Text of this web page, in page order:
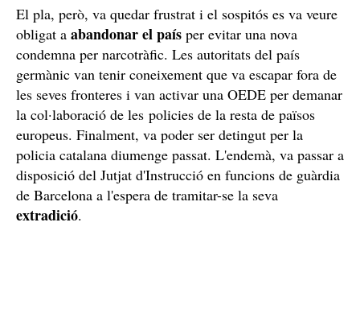
El pla, però, va quedar frustrat i el sospitós es va veure
obligat a abandonar el país per evitar una nova
condemna per narcotràfic. Les autoritats del país
germànic van tenir coneixement que va escapar fora de
les seves fronteres i van activar una OEDE per demanar
la col·laboració de les policies de la resta de països
europeus. Finalment, va poder ser detingut per la
policia catalana diumenge passat. L'endemà, va passar a
disposició del Jutjat d'Instrucció en funcions de guàrdia
de Barcelona a l'espera de tramitar-se la seva
extradició.